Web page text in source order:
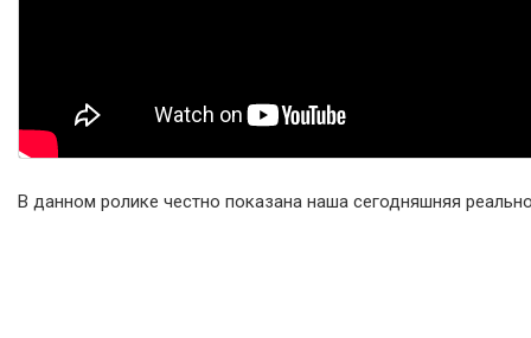
В данном ролике честно показана наша сегодняшняя